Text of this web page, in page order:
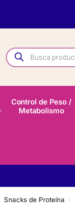
Control de Peso /
Metabolismo
Snacks de Proteína /